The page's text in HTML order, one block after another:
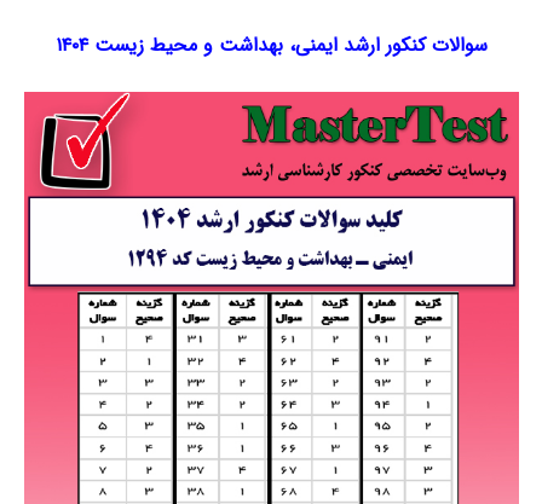
سوالات کنکور ارشد ایمنی، بهداشت و محیط زیست ۱۴۰۴